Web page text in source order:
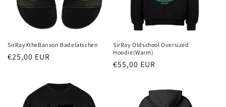
SirRayXtheBanson Badelatschen
Normaler
€25,00 EUR
SirRay Oldschool Oversized
Hoodie(Warm)
Normaler
€55,00 EUR